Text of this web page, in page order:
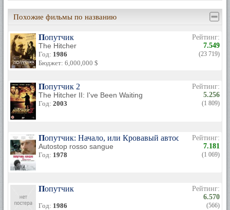
Похожие фильмы по названию
Попутчик
The Hitcher
Год: 1986
Бюджет: 6,000,000 $
Рейтинг:
7.549
(23 719)
Попутчик 2
The Hitcher II: I've Been Waiting
Год: 2003
Рейтинг:
5.256
(1 809)
Попутчик: Начало, или Кровавый автостоп
Autostop rosso sangue
Год: 1978
Рейтинг:
7.181
(1 069)
Попутчик
Год: 1986
Рейтинг:
6.570
(566)